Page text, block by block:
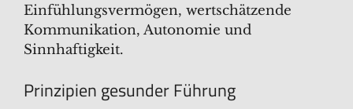
Einfühlungsvermögen, wertschätzende
Kommunikation, Autonomie und
Sinnhaftigkeit.
Prinzipien gesunder Führung